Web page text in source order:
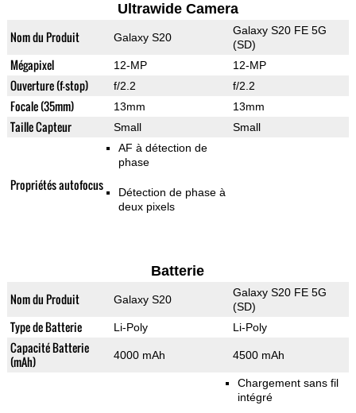
Ultrawide Camera
Nom du Produit Galaxy S20
Galaxy S20 FE 5G
(SD)
Mégapixel 12-MP 12-MP
Ouverture (f-stop) f/2.2 f/2.2
Focale (35mm) 13mm 13mm
Taille Capteur Small Small
Propriétés autofocus
AF à détection de
phase
Détection de phase à
deux pixels
Batterie
Nom du Produit Galaxy S20
Galaxy S20 FE 5G
(SD)
Type de Batterie Li-Poly Li-Poly
Capacité Batterie
(mAh)
4000 mAh 4500 mAh
Chargement sans fil
intégré